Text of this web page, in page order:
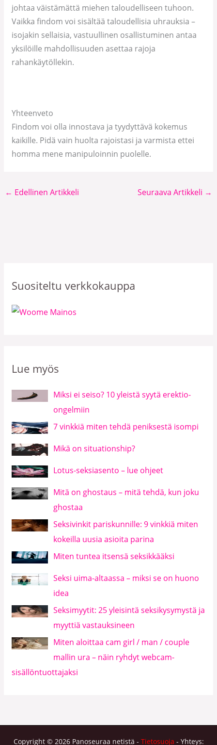
johtaa väistämättä miehen taloudelliseen tuhoon.
Vaikka findom voi sisältää taloudellisia uhrauksia –
isojakin sellaisia, vastuullinen osallistuminen antaa
yksilöille mahdollisuuden asettaa rajoja
rahankäytöllekin.
Yhteenveto
Findom voi olla innostava ja tyydyttävä kokemus
kaikille. Pidä vain huolta rajoistasi ja varmista ettei
homma mene manipuloinnin puolelle.
← Edellinen Artikkeli Seuraava Artikkeli →
Suositeltu verkkokauppa
Lue myös
Miksi ei seiso? 10 yleistä syytä erektio-
ongelmiin
7 vinkkiä miten tehdä peniksestä isompi
Mikä on situationship?
Lotus-seksiasento – lue ohjeet
Mitä on ghostaus – mitä tehdä, kun joku
ghostaa
Seksivinkit pariskunnille: 9 vinkkiä miten
kokeilla uusia asioita parina
Miten tuntea itsensä seksikkääksi
Seksi uima-altaassa – miksi se on huono
idea
Seksimyytit: 25 yleisintä seksikysymystä ja
myyttiä vastauksineen
Miten aloittaa cam girl / man / couple
mallin ura – näin ryhdyt webcam-
sisällöntuottajaksi
Copyright © 2026 Panoseuraa netistä - Tietosuoja - Yhteys: